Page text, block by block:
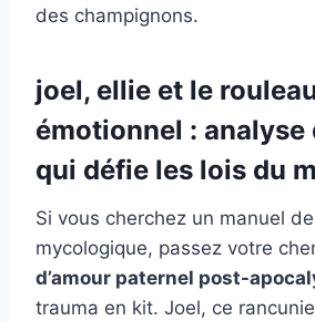
des champignons.
joel, ellie et le
émotionnel : analyse
qui défie les lois du
Si vous cherchez un manuel
mycologique, passez votre
d’amour paternel post-
trauma en kit. Joel, ce